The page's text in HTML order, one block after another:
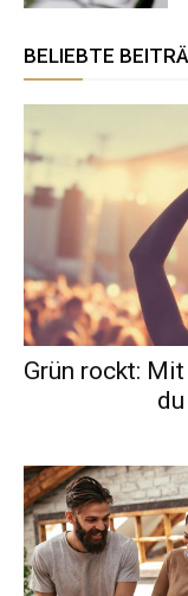
BELIEBTE
Grün rockt: